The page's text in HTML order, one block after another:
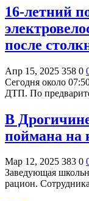
16-летний
после
Апр 15, 2025 358 0
Сегодня около
ДТП. По
В
поймана на
Мар 12, 2025 383 0
Заведующая
рацион.